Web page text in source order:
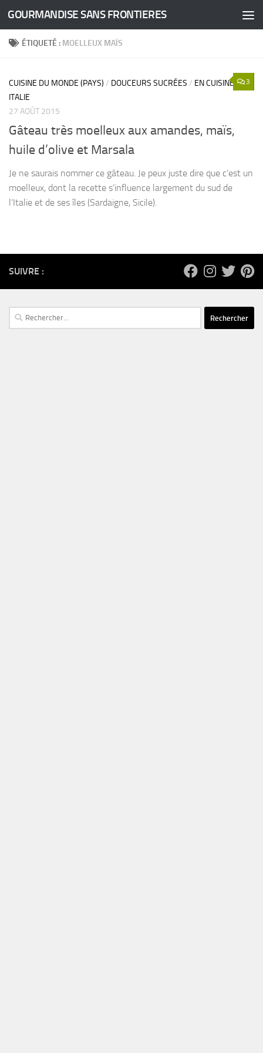
Skip to content
GOURMANDISE SANS FRONTIERES
ÉTIQUETÉ : MOELLEUX MAÏS
3
CUISINE DU MONDE (PAYS) / DOUCEURS SUCRÉES / EN CUISINE /
ITALIE
27 AOÛT 2015
Gâteau très moelleux aux amandes, maïs,
huile d’olive et Marsala
Je ne saurais nommer ce gâteau. Je peux juste dire que c’est un
moelleux, dont la recette s’influence largement du sud de
l’Italie et de ses îles (Sardaigne, Sicile).
SUIVRE :
Rechercher :